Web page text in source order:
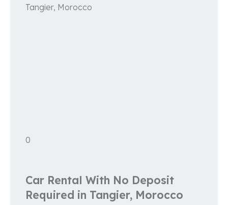
0
Car Rental With No Deposit
Required in Tangier, Morocco